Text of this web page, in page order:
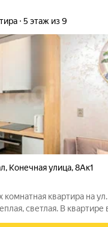
5 этаж из 9
, Конечная улица,8Ак1
комнатная квартира на
светлая. В